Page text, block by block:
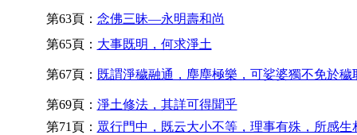
第63頁： 念佛三昧—永明壽和尚
第65頁： 大事既明，何求淨土
第67頁： 既謂淨穢融通，塵塵極樂，可娑婆獨不免於穢
第69頁： 淨土修法，其詳可得聞乎
第71頁： 眾行門中，既云大小不等，理事有殊，所感生